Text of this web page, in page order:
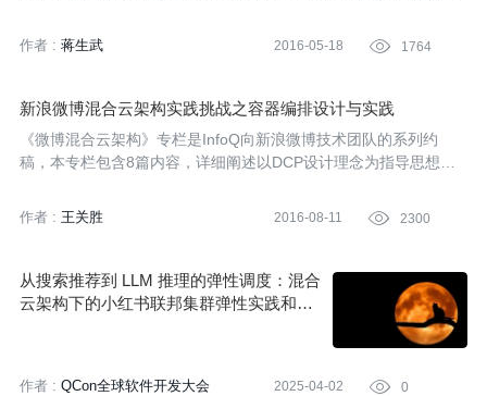
业务背景下DCP的不可变基础设施服务。
作者 : 蒋生武 2016-05-18  1764
新浪微博混合云架构实践挑战之容器编排设计与实践
《微博混合云架构》专栏是InfoQ向新浪微博技术团队的系列约
稿，本专栏包含8篇内容，详细阐述以DCP设计理念为指导思想的
计与实现。
作者 : 王关胜 2016-08-11  2300
从搜索推荐到 LLM 推理的弹性调度：混合
云架构下的小红书联邦集群弹性实践和探
作者 : QCon全球软件开发大会 2025-04-02  0